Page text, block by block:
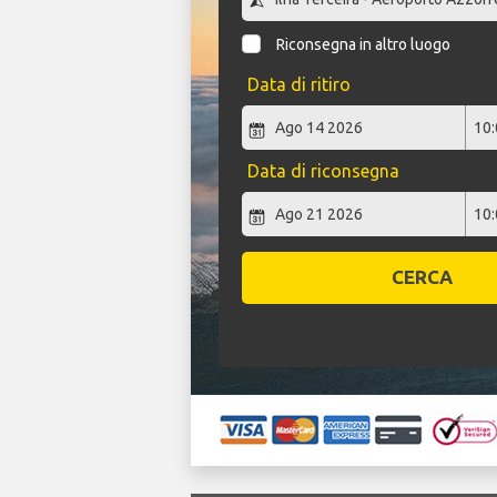
Riconsegna in altro luogo
Data di ritiro
Data di riconsegna
CERCA